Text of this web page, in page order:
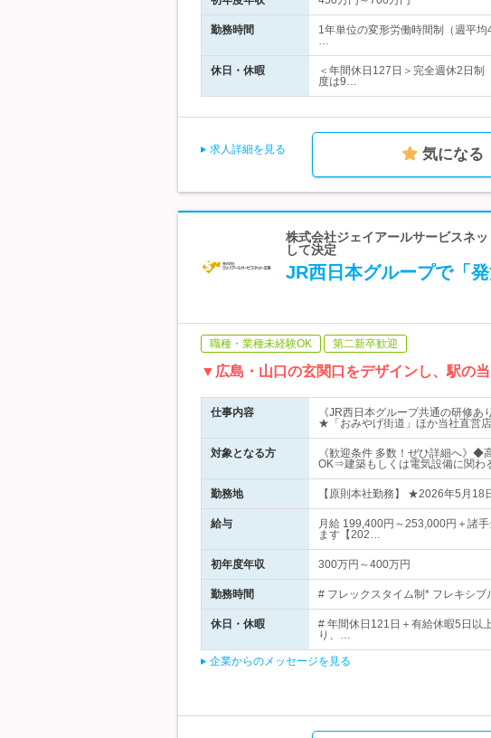
勤務時間
1年単位の変形労働時間制（週平
…
休日・休暇
＜年間休日127日＞完全週休2日
度は9…
求人詳細を見る 気になる
株式会社ジェイアールサービスネ
して決定
JR西日本グループで「
職種・業種未経験OK 第二新卒歓迎
▼広島・山口の玄関口をデザインし、駅の
仕事内容
《JR西日本グループ共通の研修
★「おみやげ街道」ほか当社直営
対象となる方
《歓迎条件 多数！ぜひ詳細へ》
OK⇒建築もしくは電気設備に関わ
勤務地 【原則本社勤務】 ★2026年5月
給与
月給 199,400円～253,000円＋諸
ます【202…
初年度年収 300万円～400万円
勤務時間 # フレックスタイム制* フレキシ
休日・休暇
# 年間休日121日＋有給休暇5日以
り、…
企業からのメッセージを見る